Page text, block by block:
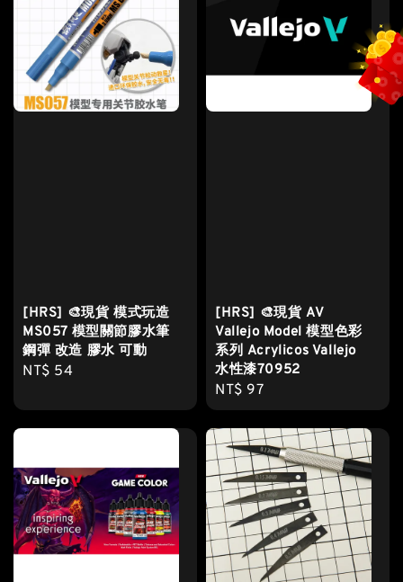
[HRS] 🎨現貨 模式玩造
MS057 模型關節膠水筆
鋼彈 改造 膠水 可動
Regular
NT$ 54
[HRS] 🎨現貨 AV
Vallejo Model 模型色彩
系列 Acrylicos Vallejo
水性漆70952
Regular
price
NT$ 97